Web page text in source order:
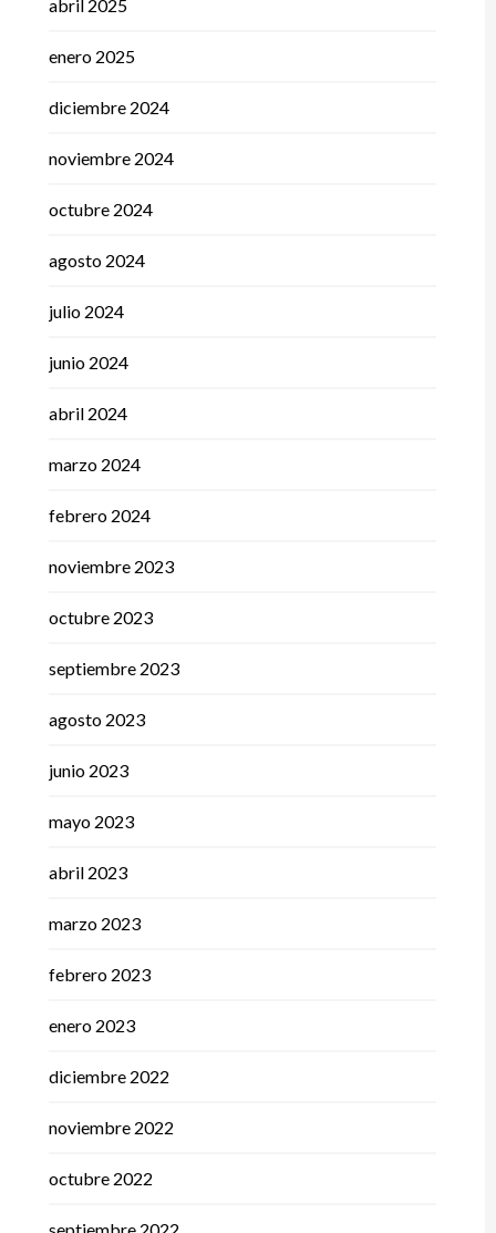
abril 2025
enero 2025
diciembre 2024
noviembre 2024
octubre 2024
agosto 2024
julio 2024
junio 2024
abril 2024
marzo 2024
febrero 2024
noviembre 2023
octubre 2023
septiembre 2023
agosto 2023
junio 2023
mayo 2023
abril 2023
marzo 2023
febrero 2023
enero 2023
diciembre 2022
noviembre 2022
octubre 2022